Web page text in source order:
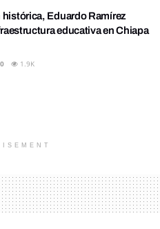
Eduardo Ramírez
educativa en Chiapa
0 1.9K